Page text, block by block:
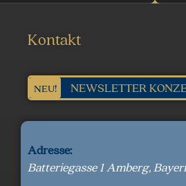
Kontakt
NEWSLETTER
NEU!
Adresse:
Batteriegasse 1 Amberg,